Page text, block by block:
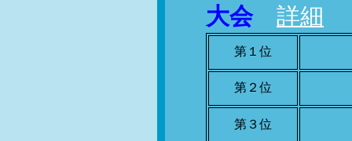
大会
詳細
第１位
第２位
第３位